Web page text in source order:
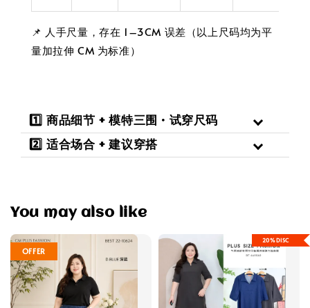
📌 人手尺量，存在 1–3CM 误差（以上尺码均为平
量加拉伸 CM 为标准）
1️⃣ 商品细节 + 模特三围 · 试穿尺码
2️⃣ 适合场合 + 建议穿搭
You may also like
OFFER
20%DISC